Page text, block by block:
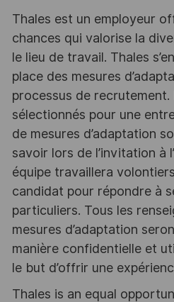
Thales est un employeur
chances qui valorise la
le lieu de travail. Thales
place des mesures
processus de recrutement.
sélectionnés pour une
de mesures d’adaptation
savoir lors de l’invitation à
équipe travaillera
candidat pour répondre à
particuliers. Tous les
mesures d’adaptation
manière confidentielle et
le but d’offrir une
Thales is an equal